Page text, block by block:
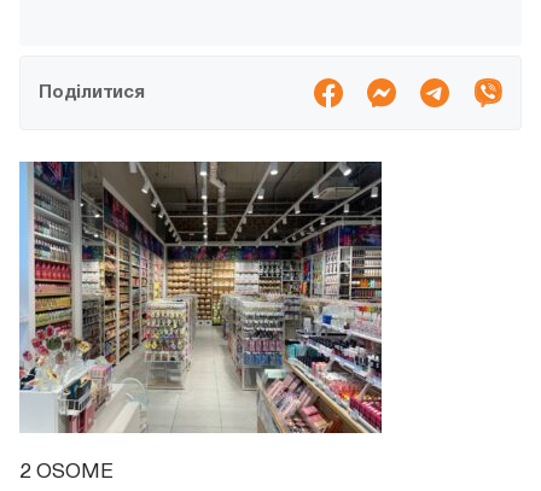
Поділитися
2 OSOME